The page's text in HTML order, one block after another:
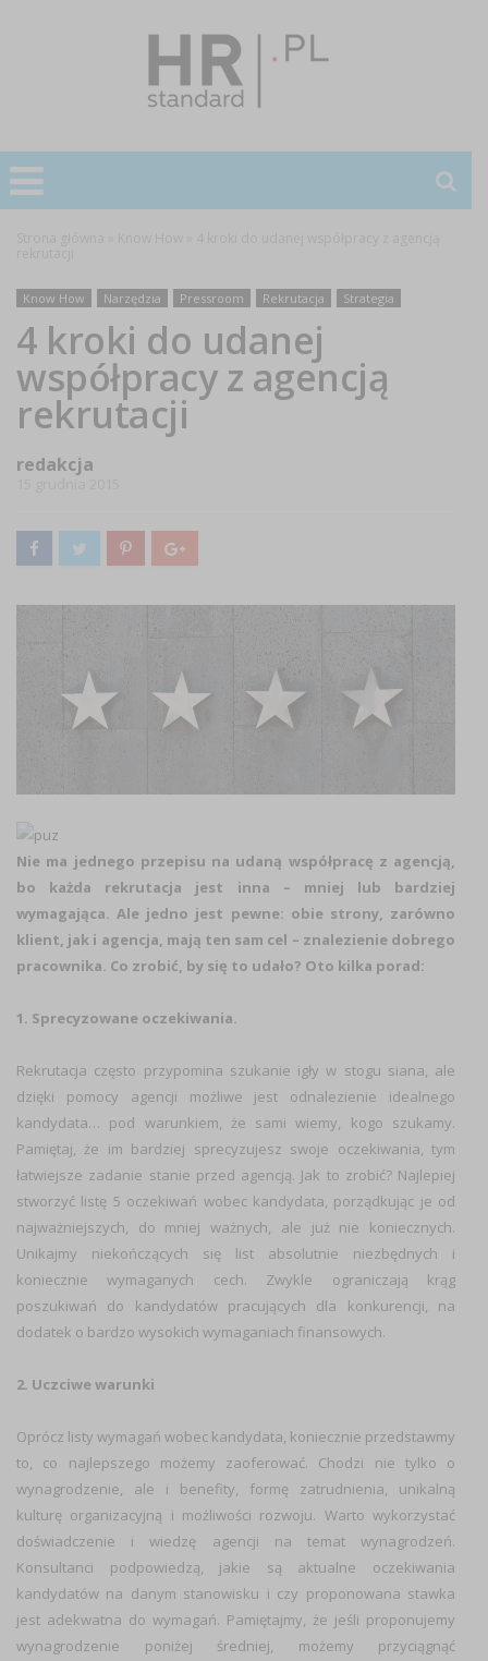
Know How Narzędzia Pressroom Rekrutacja Strategia
4 kroki do udanej
współpracy z agencją
rekrutacji
redakcja
Nie ma jednego przepisu na udaną współpracę z agencją,
bo każda rekrutacja jest inna – mniej lub bardziej
wymagająca. Ale jedno jest pewne: obie strony, zarówno
klient, jak i agencja, mają ten sam cel – znalezienie dobrego
pracownika. Co zrobić, by się to udało? Oto kilka porad:
1. Sprecyzowane oczekiwania.
Rekrutacja często przypomina szukanie igły w stogu siana, ale
dzięki pomocy agencji możliwe jest odnalezienie idealnego
kandydata… pod warunkiem, że sami wiemy, kogo szukamy.
Pamiętaj, że im bardziej sprecyzujesz swoje oczekiwania, tym
łatwiejsze zadanie stanie przed agencją. Jak to zrobić? Najlepiej
stworzyć listę 5 oczekiwań wobec kandydata, porządkując je od
najważniejszych, do mniej ważnych, ale już nie koniecznych.
Unikajmy niekończących się list absolutnie niezbędnych i
koniecznie wymaganych cech. Zwykle ograniczają krąg
poszukiwań do kandydatów pracujących dla konkurencji, na
dodatek o bardzo wysokich wymaganiach finansowych.
2. Uczciwe warunki
Oprócz listy wymagań wobec kandydata, koniecznie przedstawmy
to, co najlepszego możemy zaoferować. Chodzi nie tylko o
wynagrodzenie, ale i benefity, formę zatrudnienia, unikalną
kulturę organizacyjną i możliwości rozwoju. Warto wykorzystać
doświadczenie i wiedzę agencji na temat wynagrodzeń.
Konsultanci podpowiedzą, jakie są aktualne oczekiwania
kandydatów na danym stanowisku i czy proponowana stawka
jest adekwatna do wymagań. Pamiętajmy, że jeśli proponujemy
wynagrodzenie poniżej średniej, możemy przyciągnąć